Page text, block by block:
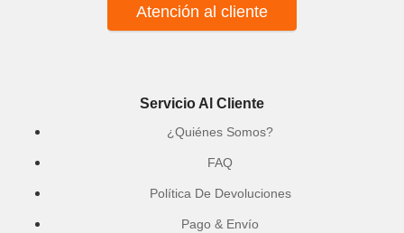
Atención al cliente
Servicio Al Cliente
¿Quiénes Somos?
FAQ
Política De Devoluciones
Pago & Envío